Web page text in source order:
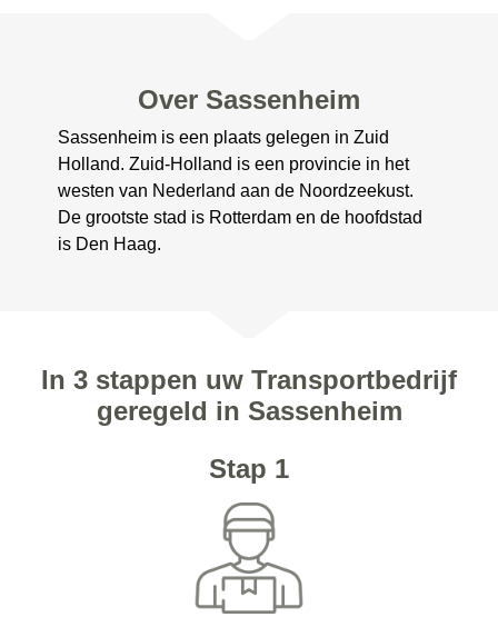
Over Sassenheim
Sassenheim is een plaats gelegen in Zuid
Holland. Zuid-Holland is een provincie in het
westen van Nederland aan de Noordzeekust.
De grootste stad is Rotterdam en de hoofdstad
is Den Haag.
In 3 stappen uw Transportbedrijf
geregeld in Sassenheim
Stap 1